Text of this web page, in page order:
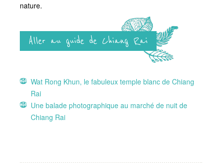
nature.
Aller au guide de Chiang Rai
Wat Rong Khun, le fabuleux temple blanc de Chiang
Rai
Une balade photographique au marché de nuit de
Chiang Rai